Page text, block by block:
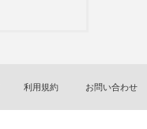
利用規約 お問い合わせ